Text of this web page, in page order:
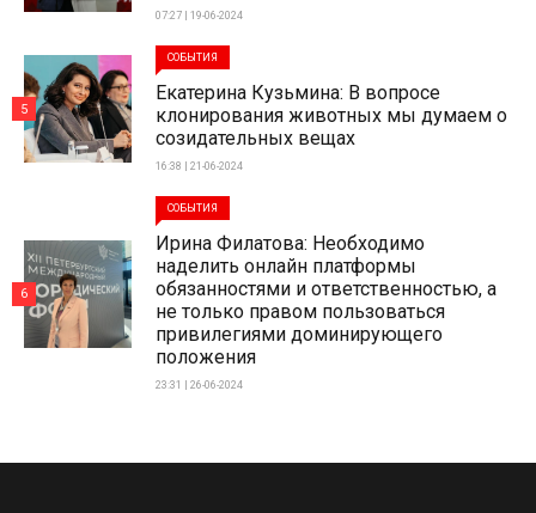
07:27 | 19-06-2024
СОБЫТИЯ
Екатерина Кузьмина: В вопросе
клонирования животных мы думаем о
созидательных вещах
16:38 | 21-06-2024
5
СОБЫТИЯ
Ирина Филатова: Необходимо
наделить онлайн платформы
обязанностями и ответственностью, а
не только правом пользоваться
привилегиями доминирующего
положения
23:31 | 26-06-2024
6